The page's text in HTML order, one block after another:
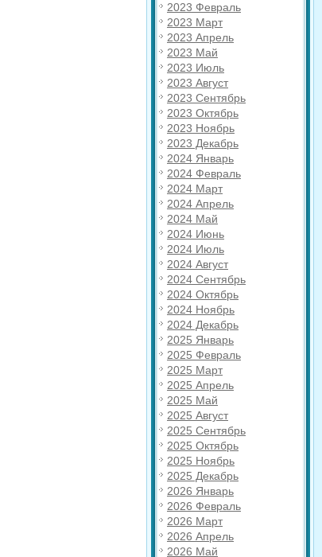
2023 Февраль
2023 Март
2023 Апрель
2023 Май
2023 Июль
2023 Август
2023 Сентябрь
2023 Октябрь
2023 Ноябрь
2023 Декабрь
2024 Январь
2024 Февраль
2024 Март
2024 Апрель
2024 Май
2024 Июнь
2024 Июль
2024 Август
2024 Сентябрь
2024 Октябрь
2024 Ноябрь
2024 Декабрь
2025 Январь
2025 Февраль
2025 Март
2025 Апрель
2025 Май
2025 Август
2025 Сентябрь
2025 Октябрь
2025 Ноябрь
2025 Декабрь
2026 Январь
2026 Февраль
2026 Март
2026 Апрель
2026 Май